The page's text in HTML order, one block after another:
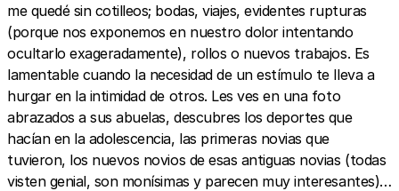
me quedé sin cotilleos; bodas, viajes, evidentes rupturas
(porque nos exponemos en nuestro dolor intentando
ocultarlo exageradamente), rollos o nuevos trabajos. Es
lamentable cuando la necesidad de un estímulo te lleva a
hurgar en la intimidad de otros. Les ves en una foto
abrazados a sus abuelas, descubres los deportes que
hacían en la adolescencia, las primeras novias que
tuvieron, los nuevos novios de esas antiguas novias (todas
visten genial, son monísimas y parecen muy interesantes)…